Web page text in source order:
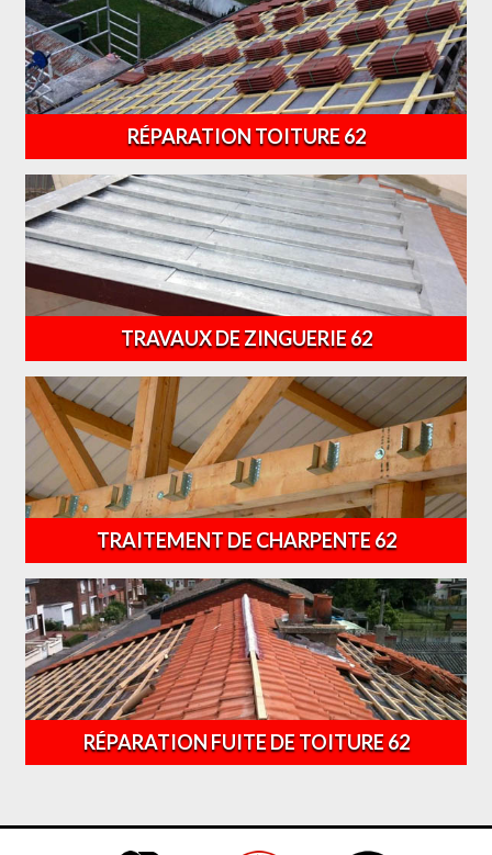
RÉPARATION TOITURE 62
TRAVAUX DE ZINGUERIE 62
TRAITEMENT DE CHARPENTE 62
RÉPARATION FUITE DE TOITURE 62